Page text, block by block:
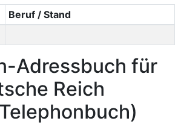
Beruf / Stand
Adressbuch für
Reich